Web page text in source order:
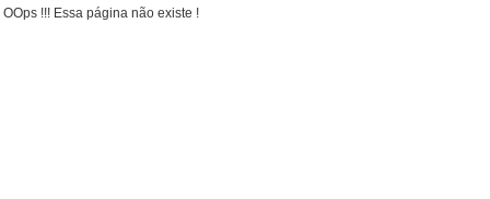
OOps !!! Essa página não existe !